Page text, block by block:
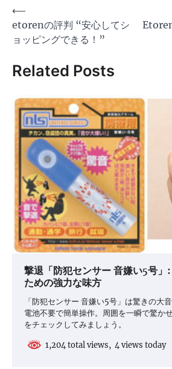
投
稿
ナ
ビ
ー
シ
ョ
ン
⟵
etorenの評判 “安心してシ
ョッピングできる！”
Related Posts
撃退「防犯センサー 音嫌い5号
ための強力な味方
「防犯センサー 音嫌い5号」は驚きの大
電池不要で簡単操作。周囲を一瞬で驚か
をチェックしてみましょう。
1,204 total views, 4 views today